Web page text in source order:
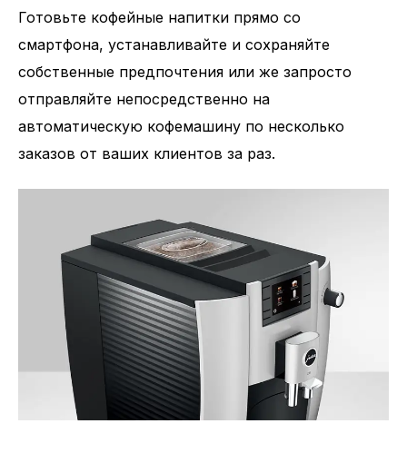
Готовьте кофейные напитки прямо со
смартфона, устанавливайте и сохраняйте
собственные предпочтения или же запросто
отправляйте непосредственно на
автоматическую кофемашину по несколько
заказов от ваших клиентов за раз.